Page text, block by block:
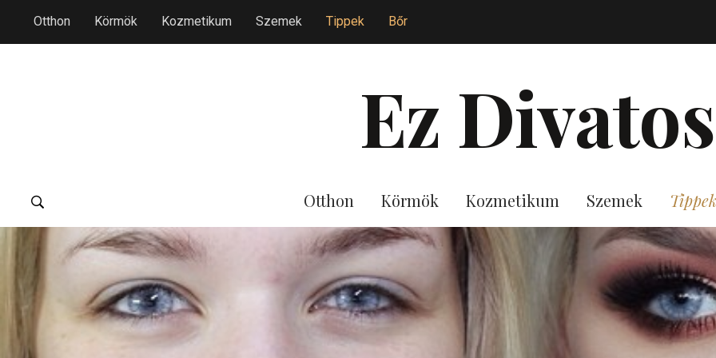
Otthon Körmök Kozmetikum Szemek Tippek Bőr
Ez Divatos
Otthon Körmök Kozmetikum Szemek Tippek